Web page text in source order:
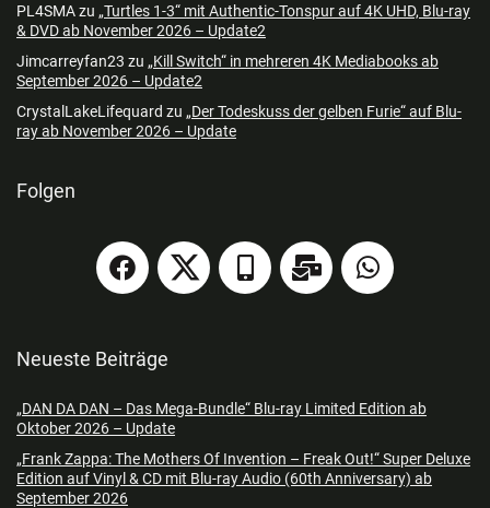
PL4SMAzu „Turtles 1-3“ mit Authentic-Tonspur auf 4K UHD, Blu-ray
& DVD ab November 2026 – Update2
Jimcarreyfan23 zu „Kill Switch“ in mehreren 4K Mediabooks ab
September 2026 – Update2
CrystalLakeLifequard zu „Der Todeskuss der gelben Furie“ auf Blu-
ray ab November 2026 – Update
Folgen
Neueste Beiträge
„DAN DA DAN – Das Mega-Bundle“ Blu-ray Limited Edition ab
Oktober 2026 – Update
„Frank Zappa: The Mothers Of Invention – Freak Out!“ Super Deluxe
Edition auf Vinyl & CD mit Blu-ray Audio (60th Anniversary) ab
September 2026